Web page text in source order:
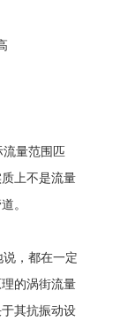
量范围匹
上不是流量
。
，都在一定
的涡街流量
其抗振动设